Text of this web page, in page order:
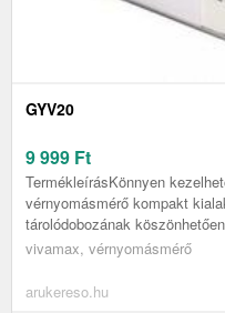
GYV20
9 999 Ft
TermékleírásKönnyen
vérnyomásmérő kompakt
tárolódobozának
vivamax, vérnyomásmérő
arukereso.hu